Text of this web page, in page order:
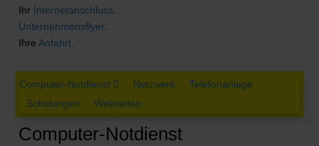
Ihr Internetanschluss
Unternehmensflyer.
Ihre Anfahrt
Computer-Notdienst Netzwerk
Telefonanlage
Schulungen
Webseiten
Computer-Notdienst